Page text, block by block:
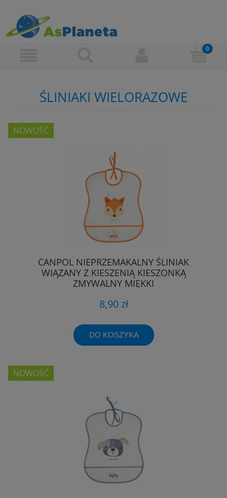
ŚLINIAKI WIELORAZOWE
CANPOL NIEPRZEMAKALNY ŚLINIAK
WIĄZANY Z KIESZENIĄ KIESZONKĄ
ZMYWALNY MIĘKKI
8,90 zł
DO KOSZYKA
NOWOŚĆ
NOWOŚĆ